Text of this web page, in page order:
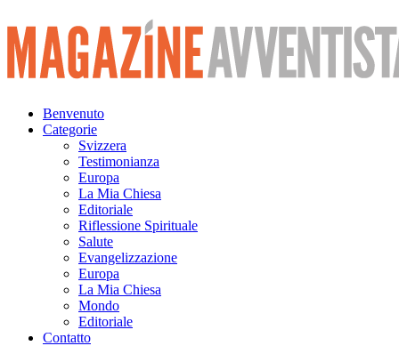
Vai
al
contenuto
Benvenuto
Categorie
Svizzera
Testimonianza
Europa
La Mia Chiesa
Editoriale
Riflessione Spirituale
Salute
Evangelizzazione
Europa
La Mia Chiesa
Mondo
Editoriale
Contatto